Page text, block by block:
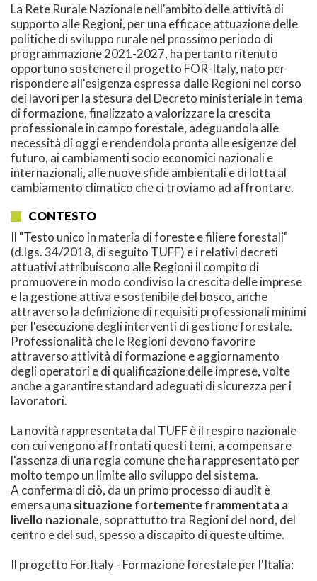
La Rete Rurale Nazionale nell'ambito delle attività di
supporto alle Regioni, per una efficace attuazione delle
politiche di sviluppo rurale nel prossimo periodo di
programmazione 2021-2027, ha pertanto ritenuto
opportuno sostenere il progetto FOR-Italy, nato per
rispondere all'esigenza espressa dalle Regioni nel corso
dei lavori per la stesura del Decreto ministeriale in tema
di formazione, finalizzato a valorizzare la crescita
professionale in campo forestale, adeguandola alle
necessità di oggi e rendendola pronta alle esigenze del
futuro, ai cambiamenti socio economici nazionali e
internazionali, alle nuove sfide ambientali e di lotta al
cambiamento climatico che ci troviamo ad affrontare.
CONTESTO
Il "Testo unico in materia di foreste e filiere forestali"
(d.lgs. 34/2018, di seguito TUFF) e i relativi decreti
attuativi attribuiscono alle Regioni il compito di
promuovere in modo condiviso la crescita delle imprese
e la gestione attiva e sostenibile del bosco, anche
attraverso la definizione di requisiti professionali minimi
per l'esecuzione degli interventi di gestione forestale.
Professionalità che le Regioni devono favorire
attraverso attività di formazione e aggiornamento
degli operatori e di qualificazione delle imprese, volte
anche a garantire standard adeguati di sicurezza per i
lavoratori.
La novità rappresentata dal TUFF è il respiro nazionale
con cui vengono affrontati questi temi, a compensare
l'assenza di una regia comune che ha rappresentato per
molto tempo un limite allo sviluppo del sistema.
A conferma di ciò, da un primo processo di audit è
emersa una situazione fortemente frammentata a
livello nazionale, soprattutto tra Regioni del nord, del
centro e del sud, spesso a discapito di queste ultime.
Il progetto For.Italy - Formazione forestale per l'Italia: